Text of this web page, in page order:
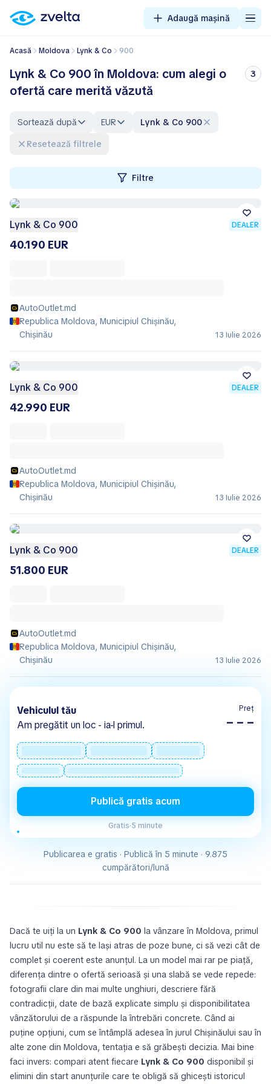
Adaugă mașină
Acasă Moldova Lynk & Co 900
Lynk & Co 900 în Moldova: cum alegi o
ofertă care merită văzută
3
Sortează după EUR
Lynk & Co 900
Resetează filtrele
Filtre
Lynk & Co 900 DEALER
40.190 EUR
AutoOutlet.md
Republica Moldova, Municipiul Chișinău,
Chișinău
13 Iulie 2026
Lynk & Co 900 DEALER
42.990 EUR
AutoOutlet.md
Republica Moldova, Municipiul Chișinău,
Chișinău
13 Iulie 2026
Lynk & Co 900 DEALER
51.800 EUR
AutoOutlet.md
Republica Moldova, Municipiul Chișinău,
Chișinău
13 Iulie 2026
Vehiculul tău
Am pregătit un loc - ia-l primul.
Preț
– – –
Publică gratis acum
Gratis·5 minute
Publicarea e gratis · Publică în 5 minute · 9.875
cumpărători/lună
Dacă te uiți la un Lynk & Co 900 la vânzare în Moldova, primul
lucru util nu este să te lași atras de poze bune, ci să vezi cât de
complet și coerent este anunțul. La un model mai rar pe piață,
diferența dintre o ofertă serioasă și una slabă se vede repede:
fotografii clare din mai multe unghiuri, descriere fără
contradicții, date de bază explicate simplu și disponibilitatea
vânzătorului de a răspunde la întrebări concrete. Când ai
puține opțiuni, cum se întâmplă adesea în jurul Chișinăului sau în
alte zone din Moldova, tentația e să grăbești decizia. Mai bine
faci invers: compari atent fiecare Lynk & Co 900 disponibil și
elimini din start anunțurile care te obligă să ghicești istoricul